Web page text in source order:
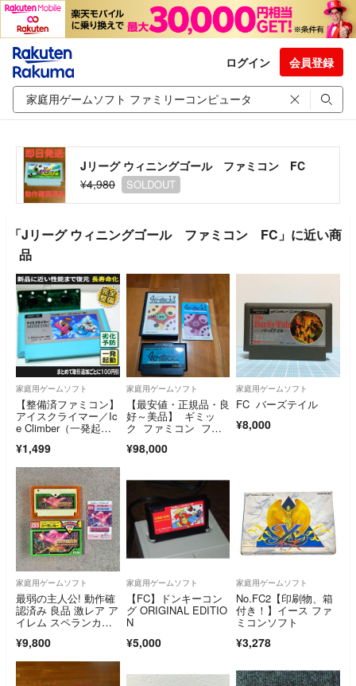
ログイン 会員登録
Jリーグ ウィニングゴール ファミコン FC
¥4,980
SOLDOUT
「Jリーグ ウィニングゴール ファミコン FC」に近い商
品
家庭用ゲームソフト
【整備済ファミコン】
アイスクライマー／Ic
e Climber（一発起
¥1,499
家庭用ゲームソフト
【最安値・正規品・良
好～美品】 ギミッ
ク ファミコン ファ
タ FC
¥98,000
家庭用ゲームソフト
FC バーズテイル
¥8,000
家庭用ゲームソフト
最弱の主人公! 動作確
認済み 良品 激レア ア
イレム スペランカ
¥9,800
家庭用ゲームソフト
【FC】ドンキーコン
グ ORIGINAL EDITIO
N
¥5,000
家庭用ゲームソフト
No.FC2【印刷物、箱
付き！】イース ファ
ミコンソフト
¥3,278